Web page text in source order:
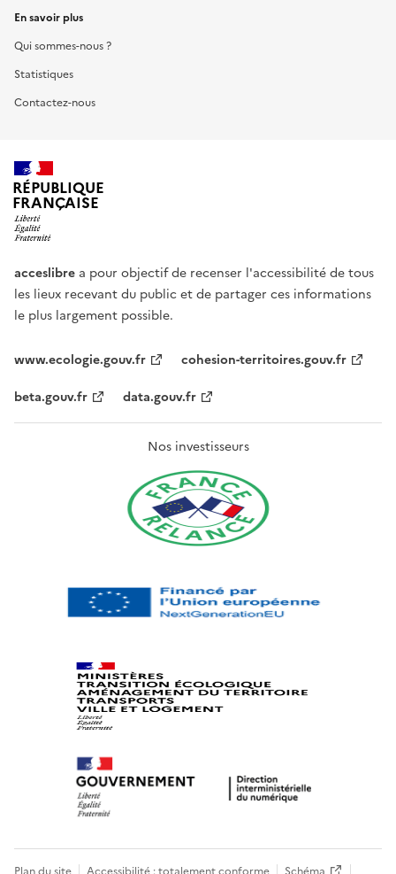
En savoir plus
Qui sommes-nous ?
Statistiques
Contactez-nous
RÉPUBLIQUE
FRANÇAISE
acceslibre a pour objectif de recenser l'accessibilité de tous
les lieux recevant du public et de partager ces informations
le plus largement possible.
www.ecologie.gouv.fr
cohesion-territoires.gouv.fr
beta.gouv.fr
data.gouv.fr
Nos investisseurs